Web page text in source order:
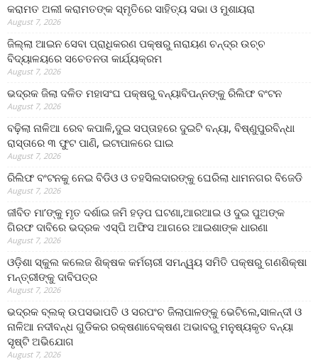
କରାମତ ଅଲୀ କରାମତଙ୍କ ସ୍ମୃତିରେ ସାହିତ୍ୟ ସଭା ଓ ମୁଶାୟରା
August 7, 2026
ଜିଲ୍ଲା ଆଇନ ସେବା ପ୍ରାଧିକରଣ ପକ୍ଷରୁ ନାରାୟଣ ଚନ୍ଦ୍ର ଉଚ୍ଚ
ବିଦ୍ୟାଳୟରେ ସଚେତନତା କାର୍ଯ୍ୟକ୍ରମ
August 7, 2026
ଭଦ୍ରକ ଜିଲା ଦଳିତ ମହାସଂଘ ପକ୍ଷରୁ ବନ୍ୟାବିପନ୍ନଙ୍କୁ ରିଲିଫ ବଂଟନ
August 7, 2026
ବଢ଼ିଲା ନାଳିଆ ରେବ କପାଳି,ଦୁଇ ସପ୍ତାହରେ ଦୁଇଟି ବନ୍ୟା, ବିଷ୍ଣୁପୁରବିନ୍ଧା
ରାସ୍ତାରେ ୩ ଫୁଟ ପାଣି, ଇଟାପାଳରେ ଘାଇ
August 7, 2026
ରିଲିଫ ବଂଟନକୁ ନେଇ ବିଡିଓ ଓ ତହସିଲଦାରଙ୍କୁ ଘେରିଲା ଧାମନଗର ବିଜେଡି
August 7, 2026
ଜୀବିତ ମା’ଙ୍କୁ ମୃତ ଦର୍ଶାଇ ଜମି ହଡ଼ପ ଘଟଣା,ଆରଆଇ ଓ ଦୁଇ ପୁଅଙ୍କ
ଗିରଫ ଦାବିରେ ଭଦ୍ରକ ଏସ୍‌ପି ଅଫିସ ଆଗରେ ଆଇଶାଙ୍କ ଧାରଣା
August 7, 2026
ଓଡ଼ିଶା ସ୍କୁଲ କଲେଜ ଶିକ୍ଷକ କର୍ମଚାରୀ ସମନ୍ୱୟ ସମିତି ପକ୍ଷରୁ ଗଣଶିକ୍ଷା
ମନ୍ତ୍ରୀଙ୍କୁ ଦାବିପତ୍ର
August 7, 2026
ଭଦ୍ରକ ବ୍ଲକ୍ ଉପସଭାପତି ଓ ସରପଂଚ ଜିଲାପାଳଙ୍କୁ ଭେଟିଲେ,ସାଳନ୍ଦୀ ଓ
ନାଳିଆ ନଦୀବନ୍ଧ ଗୁଡିକର ରକ୍ଷଣାବେକ୍ଷଣ ଅଭାବରୁ ମନୁଷ୍ୟକୃତ ବନ୍ୟା
ସୃଷ୍ଟି ଅଭିଯୋଗ
August 7, 2026